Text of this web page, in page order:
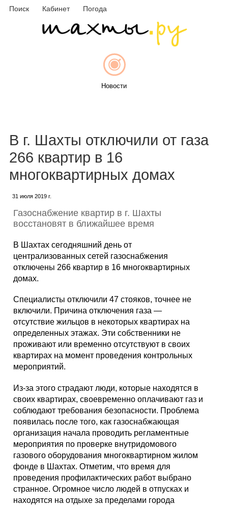
Поиск Кабинет Погода
Новости
Объявления
Гороскоп
Фотогалерея
В г. Шахты отключили от газа
266 квартир в 16
многоквартирных домах
31 июля 2019 г.
Газоснабжение квартир в г. Шахты
восстановят в ближайшее время
В Шахтах сегодняшний день от
централизованных сетей газоснабжения
отключены 266 квартир в 16 многоквартирных
домах.
Специалисты отключили 47 стояков, точнее не
включили. Причина отключения газа —
отсутствие жильцов в некоторых квартирах на
определенных этажах. Эти собственники не
проживают или временно отсутствуют в своих
квартирах на момент проведения контрольных
мероприятий.
Из-за этого страдают люди, которые находятся в
своих квартирах, своевременно оплачивают газ и
соблюдают требования безопасности. Проблема
появилась после того, как газоснабжающая
организация начала проводить регламентные
мероприятия по проверке внутридомового
газового оборудования многоквартирном жилом
фонде в Шахтах. Отметим, что время для
проведения профилактических работ выбрано
странное. Огромное число людей в отпусках и
находятся на отдыхе за пределами города